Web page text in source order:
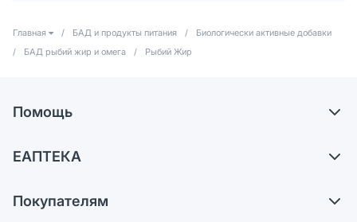
Главная / БАД и продукты питания /
Биологически активные добавки
/
БАД рыбий жир и омега / Рыбий Жир
Помощь
Самовывоз из аптек
ЕАПТЕКА
Карьера
Покупателям